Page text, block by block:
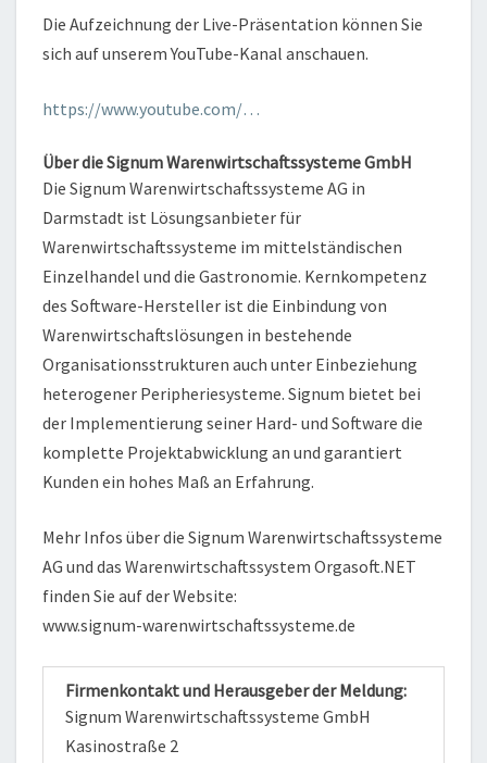
Die Aufzeichnung der Live-Präsentation können Sie
sich auf unserem YouTube-Kanal anschauen.
https://www.youtube.com/…
Über die Signum Warenwirtschaftssysteme GmbH
Die Signum Warenwirtschaftssysteme AG in
Darmstadt ist Lösungsanbieter für
Warenwirtschaftssysteme im mittelständischen
Einzelhandel und die Gastronomie. Kernkompetenz
des Software-Hersteller ist die Einbindung von
Warenwirtschaftslösungen in bestehende
Organisationsstrukturen auch unter Einbeziehung
heterogener Peripheriesysteme. Signum bietet bei
der Implementierung seiner Hard- und Software die
komplette Projektabwicklung an und garantiert
Kunden ein hohes Maß an Erfahrung.
Mehr Infos über die Signum Warenwirtschaftssysteme
AG und das Warenwirtschaftssystem Orgasoft.NET
finden Sie auf der Website:
www.signum-warenwirtschaftssysteme.de
Firmenkontakt und Herausgeber der Meldung:
Signum Warenwirtschaftssysteme GmbH
Kasinostraße 2